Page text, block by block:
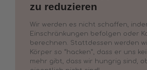
zu reduzieren
Wir werden es nicht schaffen,
Einschränkungen befolgen oder
berechnen. Stattdessen werden
Körper so “hacken”, dass er uns
mehr gibt, dass wir hungrig sind,